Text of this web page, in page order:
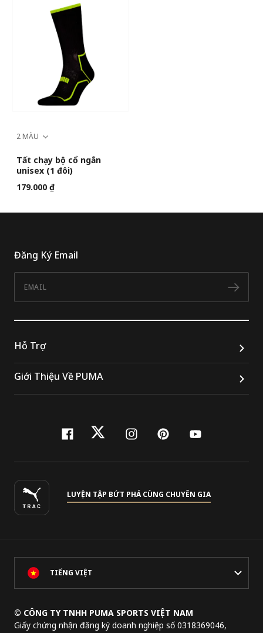
2 MÀU
Tất chạy bộ cổ ngắn
unisex (1 đôi)
179.000 ₫
Đăng Ký Email
Hỗ Trợ
Giới Thiệu Về PUMA
facebook
twitterinstagram
pinterest
youtube
LUYỆN TẬP BỨT PHÁ CÙNG CHUYÊN GIA
TIẾNG VIỆT
© CÔNG TY TNHH PUMA SPORTS VIỆT NAM
Giấy chứng nhận đăng ký doanh nghiệp số 0318369046,